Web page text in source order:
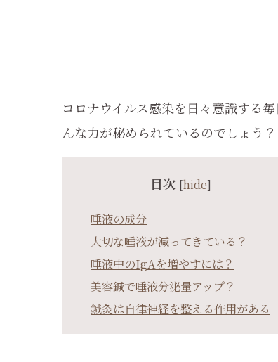
コロナウイルス感染を日々意識する
んな力が秘められているのでしょう？
目次 [hide]
唾液の成分
大切な唾液が減ってきている？
唾液中のIgAを増やすには？
美容鍼で唾液分泌量アップ？
鍼灸は自律神経を整える作用がある